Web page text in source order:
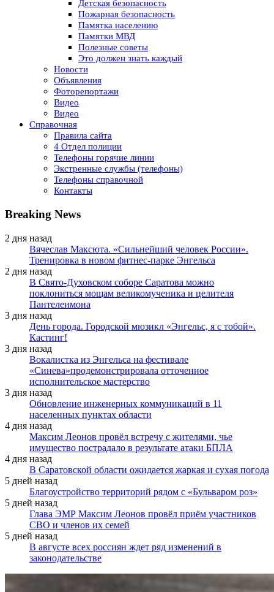
Детская безопасность
Пожарная безопасность
Памятка населению
Памятки МВД
Полезные советы
Это должен знать каждый
Новости
Объявления
Фоторепортажи
Видео
Видео
Справочная
Правила сайта
4 Отдел полиции
Телефоны горячие линии
Экстренные службы (телефоны)
Телефоны справочной
Контакты
Breaking News
2 дня назад
Вячеслав Максюта. «Сильнейший человек России».
Тренировка в новом фитнес-парке Энгельса
2 дня назад
В Свято-Духовском соборе Саратова можно
поклониться мощам великомученика и целителя
Пантелеимона
3 дня назад
День города. Городской мюзикл «Энгельс, я с тобой».
Кастинг!
3 дня назад
Вокалистка из Энгельса на фестивале
«Синева»продемонстрировала отточенное
исполнительское мастерство
3 дня назад
Обновление инженерных коммуникаций в 11
населенных пунктах области
4 дня назад
Максим Леонов провёл встречу с жителями, чье
имущество пострадало в результате атаки БПЛА
4 дня назад
В Саратовской области ожидается жаркая и сухая погода
5 дней назад
Благоустройство территорий рядом с «Бульваром роз»
5 дней назад
Глава ЭМР Максим Леонов провёл приём участников
СВО и членов их семей
5 дней назад
В августе всех россиян ждет ряд изменений в
законодательстве